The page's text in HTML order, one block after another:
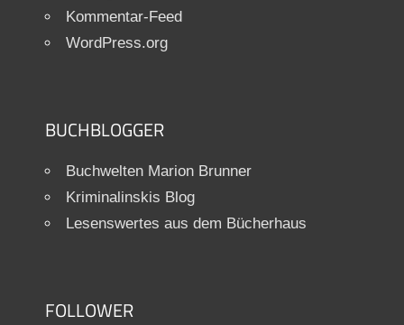
Kommentar-Feed
WordPress.org
BUCHBLOGGER
Buchwelten Marion Brunner
Kriminalinskis Blog
Lesenswertes aus dem Bücherhaus
FOLLOWER